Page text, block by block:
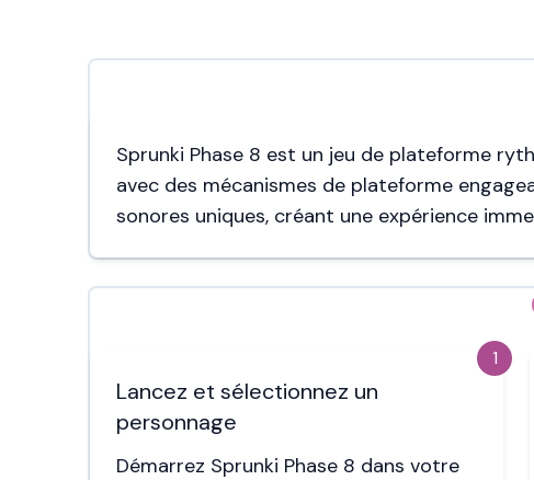
Sprunki Phase 8 est un jeu de plateforme
avec des mécanismes de plateforme
sonores uniques, créant une expérience
1
Lancez et sélectionnez un
personnage
Démarrez Sprunki Phase 8 dans votre